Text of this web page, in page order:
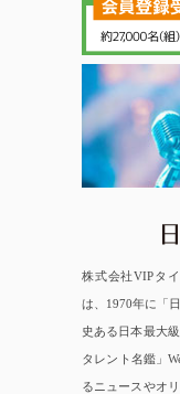
日本タレント名鑑
株式会社VIPタ
は、1970年に「
史ある日本最大
タレント名鑑」
るニュースやオ